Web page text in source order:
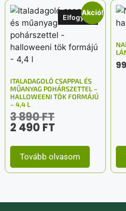
Akció!
Elfogyott
ITALADAGOLÓ CSAPPAL ÉS
MŰANYAG POHÁRSZETTEL –
HALLOWEENI TÖK FORMÁJÚ
– 4,4 L
3 890FT
2 490 FT
Tovább olvasom